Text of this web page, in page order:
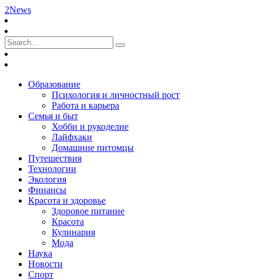
2News
Образование
Психология и личностный рост
Работа и карьера
Семья и быт
Хобби и рукоделие
Лайфхаки
Домашние питомцы
Путешествия
Технологии
Экология
Финансы
Красота и здоровье
Здоровое питание
Красота
Кулинария
Мода
Наука
Новости
Спорт